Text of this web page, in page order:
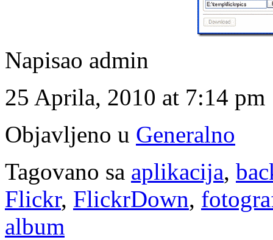
Napisao admin
25 Aprila, 2010 at 7:14 pm
Objavljeno u Generalno
Tagovano sa aplikacija,
Flickr, FlickrDown,
album